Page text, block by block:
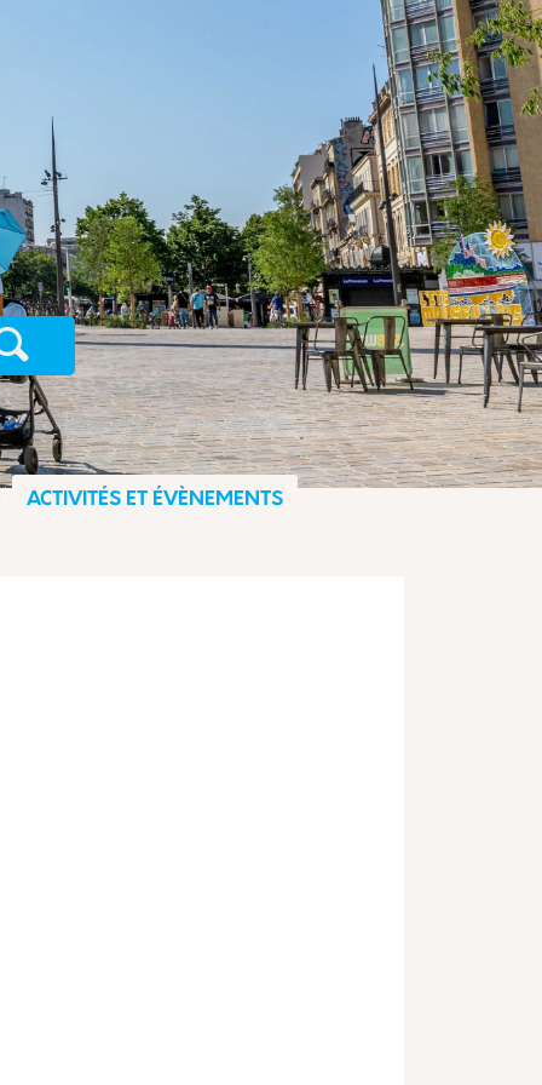
Recherche
ACTIVITÉS ET ÉVÈNEMENTS